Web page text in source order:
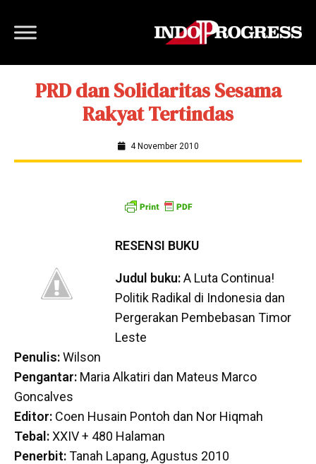
PRD dan Solidaritas Sesama
Rakyat Tertindas
4 November 2010
RESENSI BUKU
Judul buku:A Luta Continua!
Politik Radikal di Indonesia dan
Pergerakan Pembebasan Timor
Leste
Penulis:Wilson
Pengantar: Maria Alkatiri dan Mateus Marco
Goncalves
Editor: Coen Husain Pontoh dan Nor Hiqmah
Tebal:XXIV + 480 Halaman
Penerbit:Tanah Lapang, Agustus 2010